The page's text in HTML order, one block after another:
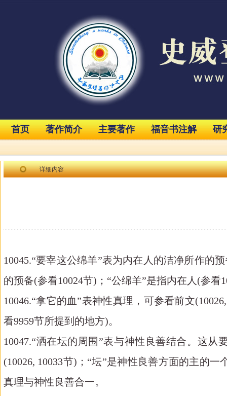
首页 著作简介 主要著作 福音书注解 研
详细内容
10045.“要宰这公绵羊”表为内在人的洁净所作的
的预备(参看10024节)；“公绵羊”是指内在人(参看
10046.“拿它的血”表神性真理，可参看前文
看9959节所提到的地方)。
10047.“洒在坛的周围”表与神性良善结合。这
(10026, 10033节)；“坛”是神性良善方面的主的
真理与神性良善合一。